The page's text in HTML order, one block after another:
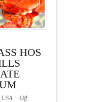
HOS
USA Off